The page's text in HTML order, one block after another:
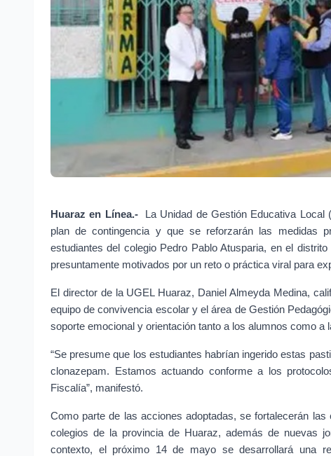
Huaraz en Línea.-
La Unidad de Gestión Educativa
plan de contingencia y que se reforzarán las medidas
estudiantes del colegio Pedro Pablo Atusparia, en el
presuntamente motivados por un reto o práctica viral para
El director de la UGEL Huaraz, Daniel Almeyda Medina,
equipo de convivencia escolar y el área de Gestión
soporte emocional y orientación tanto a los alumnos como a
“Se presume que los estudiantes habrían ingerido estas
clonazepam. Estamos actuando conforme a los
Fiscalía”, manifestó.
Como parte de las acciones adoptadas, se fortalecerán
colegios de la provincia de Huaraz, además de nuevas
contexto, el próximo 14 de mayo se desarrollará una